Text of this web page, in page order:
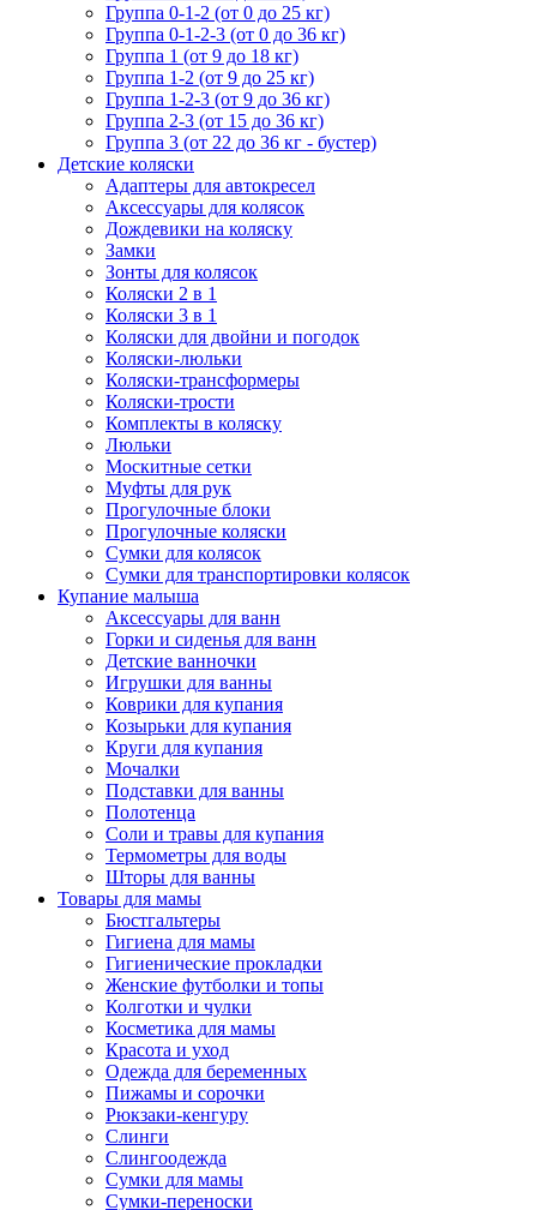
Группа 0-1-2 (от 0 до 25 кг)
Группа 0-1-2-3 (от 0 до 36 кг)
Группа 1 (от 9 до 18 кг)
Группа 1-2 (от 9 до 25 кг)
Группа 1-2-3 (от 9 до 36 кг)
Группа 2-3 (от 15 до 36 кг)
Группа 3 (от 22 до 36 кг - бустер)
Детские коляски
Адаптеры для автокресел
Аксессуары для колясок
Дождевики на коляску
Замки
Зонты для колясок
Коляски 2 в 1
Коляски 3 в 1
Коляски для двойни и погодок
Коляски-люльки
Коляски-трансформеры
Коляски-трости
Комплекты в коляску
Люльки
Москитные сетки
Муфты для рук
Прогулочные блоки
Прогулочные коляски
Сумки для колясок
Сумки для транспортировки колясок
Купание малыша
Аксессуары для ванн
Горки и сиденья для ванн
Детские ванночки
Игрушки для ванны
Коврики для купания
Козырьки для купания
Круги для купания
Мочалки
Подставки для ванны
Полотенца
Соли и травы для купания
Термометры для воды
Шторы для ванны
Товары для мамы
Бюстгальтеры
Гигиена для мамы
Гигиенические прокладки
Женские футболки и топы
Колготки и чулки
Косметика для мамы
Красота и уход
Одежда для беременных
Пижамы и сорочки
Рюкзаки-кенгуру
Слинги
Слингоодежда
Сумки для мамы
Сумки-переноски